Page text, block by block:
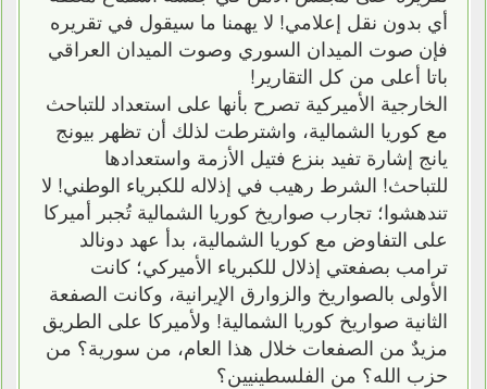
أي بدون نقل إعلامي! لا يهمنا ما سيقول في تقريره
فإن صوت الميدان السوري وصوت الميدان العراقي
باتا أعلى من كل التقارير!
الخارجية الأميركية تصرح بأنها على استعداد للتباحث
مع كوريا الشمالية، واشترطت لذلك أن تظهر بيونج
يانج إشارة تفيد بنزع فتيل الأزمة واستعدادها
للتباحث! الشرط رهيب في إذلاله للكبرياء الوطني! لا
تندهشوا؛ تجارب صواريخ كوريا الشمالية تُجبر أميركا
على التفاوض مع كوريا الشمالية، بدأ عهد دونالد
ترامب بصفعتي إذلال للكبرياء الأميركي؛ كانت
الأولى بالصواريخ والزوارق الإيرانية، وكانت الصفعة
الثانية صواريخ كوريا الشمالية! ولأميركا على الطريق
مزيدٌ من الصفعات خلال هذا العام، من سورية؟ من
حزب الله؟ من الفلسطينيين؟